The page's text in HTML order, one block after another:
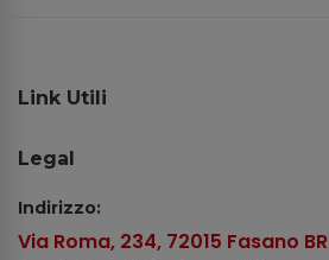
Link Utili
Legal
Indirizzo:
Via Roma, 234, 72015 Fasano BR